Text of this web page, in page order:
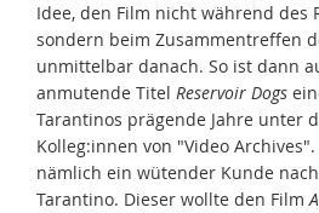
Idee, den Film nicht während des
sondern beim Zusammentreffen
unmittelbar danach. So ist dann
anmutende Titel Reservoir Dogs
Tarantinos prägende Jahre unter
Kolleg:innen von "Video
nämlich ein wütender Kunde
Tarantino. Dieser wollte den Film